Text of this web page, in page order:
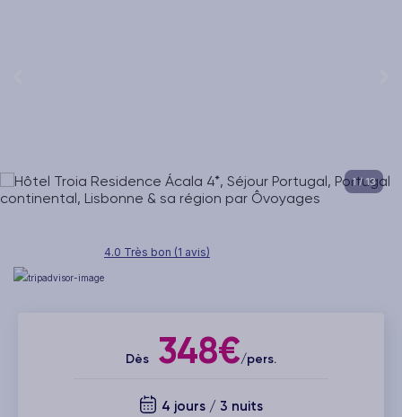
1/ 13
4.0 Très bon (1 avis)
Dès 348€/pers.
4 jours / 3 nuits